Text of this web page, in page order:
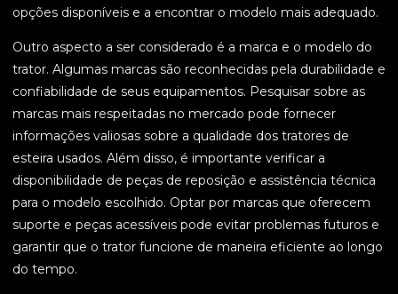
opções disponíveis e a encontrar o modelo mais adequado.
Outro aspecto a ser considerado é a marca e o modelo do
trator. Algumas marcas são reconhecidas pela durabilidade e
confiabilidade de seus equipamentos. Pesquisar sobre as
marcas mais respeitadas no mercado pode fornecer
informações valiosas sobre a qualidade dos tratores de
esteira usados. Além disso, é importante verificar a
disponibilidade de peças de reposição e assistência técnica
para o modelo escolhido. Optar por marcas que oferecem
suporte e peças acessíveis pode evitar problemas futuros e
garantir que o trator funcione de maneira eficiente ao longo
do tempo.